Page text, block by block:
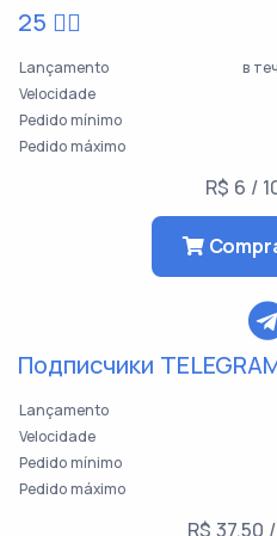
25 👯‍♀️
Lançamento
в
Velocidade
Pedido mínimo
Pedido máximo
R$ 6 /
Подписчики
Lançamento
Velocidade
Pedido mínimo
Pedido máximo
R$ 37.50